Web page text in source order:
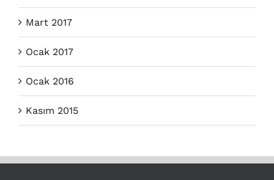
Mart 2017
Ocak 2017
Ocak 2016
Kasım 2015